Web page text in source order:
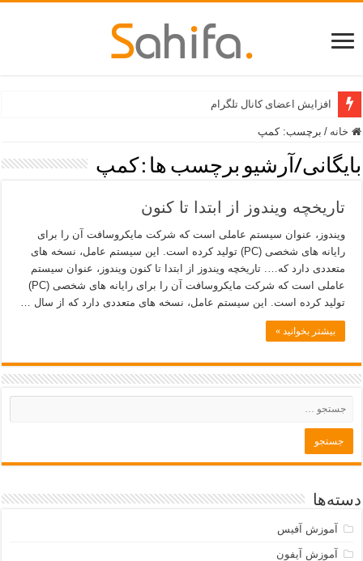
افزایش اعضای کانال تلگرام
خانه / برچسب:کمپ
بایگانی/آرشیو برچسب ها : کمپ
تاریخچه ویندوز از ابتدا تا کنون
ویندوز، عنوان سیستم عاملی است که شرکت مایکروسافت آن را برای
رایانه های شخصی (PC) تولید کرده است. این سیستم عامل، نسخه های
متعددی دارد که…. تاریخچه ویندوز از ابتدا تا کنون ویندوز، عنوان سیستم
عاملی است که شرکت مایکروسافت آن را برای رایانه های شخصی (PC)
تولید کرده است. این سیستم عامل، نسخه های متعددی دارد که از سال …
بیشتر بخوانید »
دسته‌ها
آموزش آفیس
آموزش آیفون